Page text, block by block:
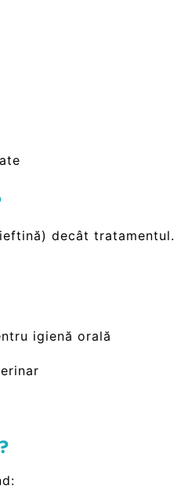
decât tratamentul.
igienă orală